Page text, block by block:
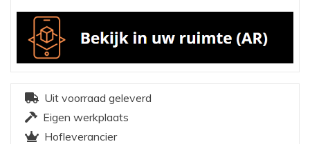
Uit voorraad geleverd
Eigen werkplaats
Hofleverancier